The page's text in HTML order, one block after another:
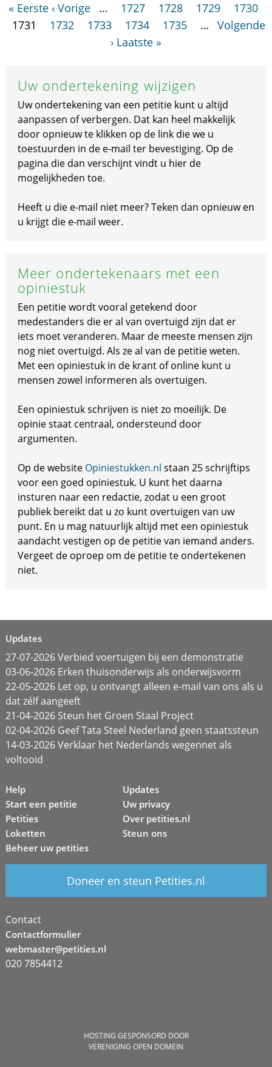
« Eerste ‹ Vorige … 1727 1728 1729
1730
1731
1732 1733 1734 1735 …
Volgende
› Laatste »
Uw ondertekening wijzigen
Uw ondertekening van een petitie kunt u altijd
aanpassen of verbergen. Dat kan heel makkelijk
door opnieuw te klikken op de link die we u
toestuurden in de e-mail ter bevestiging. Op de
pagina die dan verschijnt vindt u hier de
mogelijkheden toe.
Heeft u die e-mail niet meer? Teken dan opnieuw en
u krijgt die e-mail weer.
Meer ondertekenaars met een
opiniestuk
Een petitie wordt vooral getekend door
medestanders die er al van overtuigd zijn dat er
iets moet veranderen. Maar de meeste mensen zijn
nog niet overtuigd. Als ze al van de petitie weten.
Met een opiniestuk in de krant of online kunt u
mensen zowel informeren als overtuigen.
Een opiniestuk schrijven is niet zo moeilijk. De
opinie staat centraal, ondersteund door
argumenten.
Op de website Opiniestukken.nl staan 25 schrijftips
voor een goed opiniestuk. U kunt het daarna
insturen naar een redactie, zodat u een groot
publiek bereikt dat u zo kunt overtuigen van uw
punt. En u mag natuurlijk altijd met een opiniestuk
aandacht vestigen op de petitie van iemand anders.
Vergeet de oproep om de petitie te ondertekenen
niet.
Updates
27-07-2026 Verbied voertuigen bij een demonstratie
03-06-2026 Erken thuisonderwijs als onderwijsvorm
22-05-2026 Let op, u ontvangt alleen e-mail van ons als u
dat zélf aangeeft
21-04-2026 Steun het Groen Staal Project
02-04-2026 Geef Tata Steel Nederland geen staatssteun
14-03-2026 Verklaar het Nederlands wegennet als
voltooid
Help
Start een petitie
Petities
Loketten
Beheer uw petities
Updates
Uw privacy
Over petities.nl
Steun ons
Doneer en steun Petities.nl
Contact
Contactformulier
webmaster@petities.nl
020 7854412
HOSTING GESPONSORD DOOR
VERENIGING OPEN DOMEIN